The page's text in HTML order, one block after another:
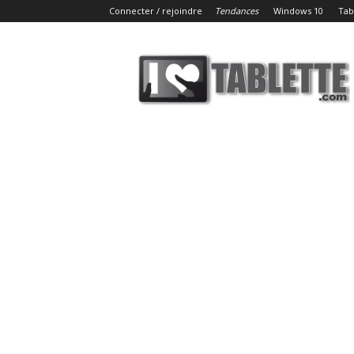
Connecter / rejoindre Tendances Windows 10